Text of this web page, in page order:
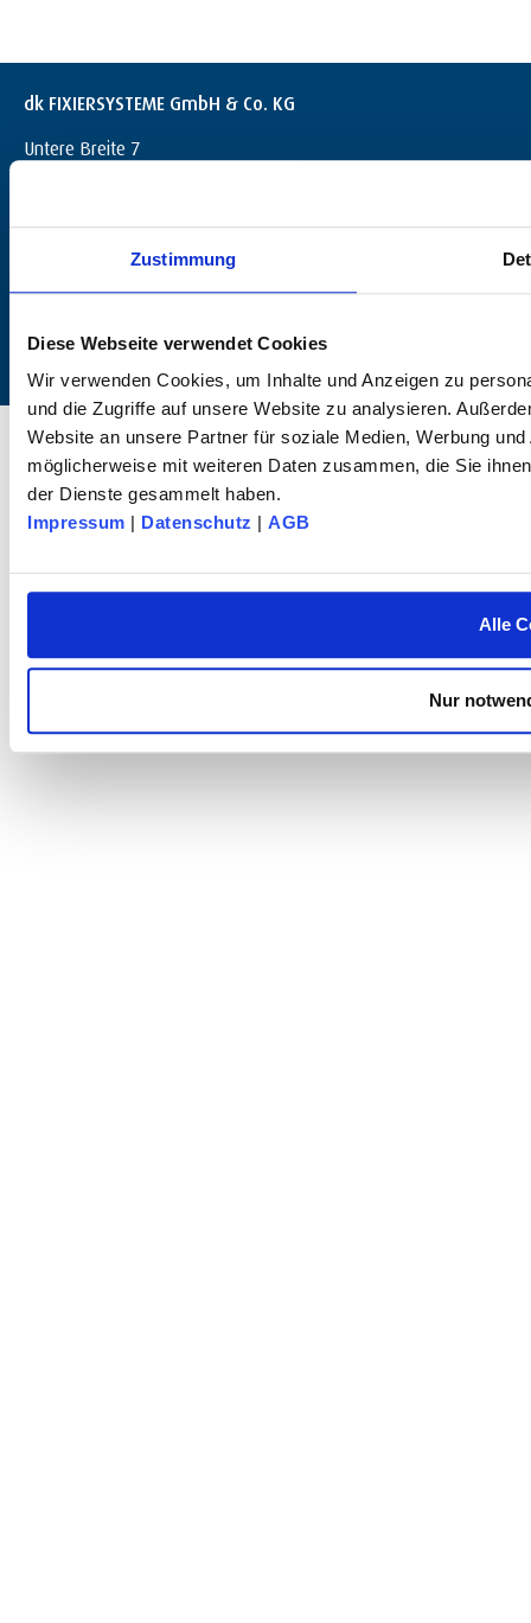
Zustimmung
Diese Webseite verwendet Cookies
Wir verwenden Cookies, um Inhalte und Anzeigen zu
und die Zugriffe auf unsere Website zu analysieren.
Website an unsere Partner für soziale Medien, Werbung
möglicherweise mit weiteren Daten zusammen, die Sie
der Dienste gesammelt haben.
Impressum | Datenschutz | AGB
Alle
Nur
dk FIXIERSYSTEME GmbH & Co. KG
Untere Breite 7
info@dk-fixiersysteme.de
© 2025 dk FIXIERSYSTEME GmbH & Co KG – All rights reserved.